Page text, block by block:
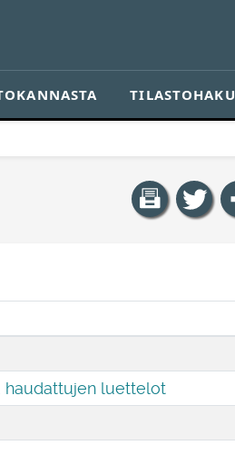
TILASTOHAKU
haudattujen luettelot